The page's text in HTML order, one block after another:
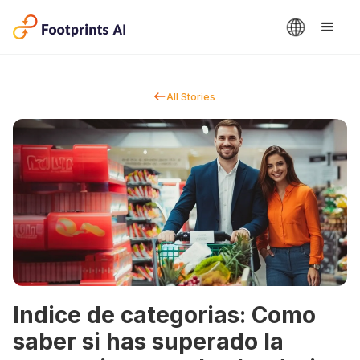
All Stories
Indice de categorias: Como
saber si has superado la